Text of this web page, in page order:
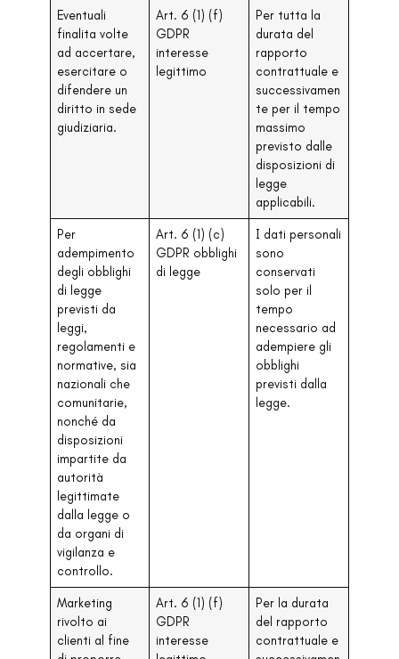
Eventuali
finalita volte
ad accertare,
esercitare o
difendere un
diritto in sede
giudiziaria.
Art. 6 (1) (f)
GDPR
interesse
legittimo
Per tutta la
durata del
rapporto
contrattuale e
successivamen
te per il tempo
massimo
previsto dalle
disposizioni di
legge
applicabili.
Per
adempimento
degli obblighi
di legge
previsti da
leggi,
regolamenti e
normative, sia
nazionali che
comunitarie,
nonché da
disposizioni
impartite da
autorità
legittimate
dalla legge o
da organi di
vigilanza e
controllo.
Art. 6 (1) (c)
GDPR obblighi
di legge
I dati personali
sono
conservati
solo per il
tempo
necessario ad
adempiere gli
obblighi
previsti dalla
legge.
Marketing
rivolto ai
clienti al fine
Art. 6 (1) (f)
GDPR
interesse
Per la durata
del rapporto
contrattuale e